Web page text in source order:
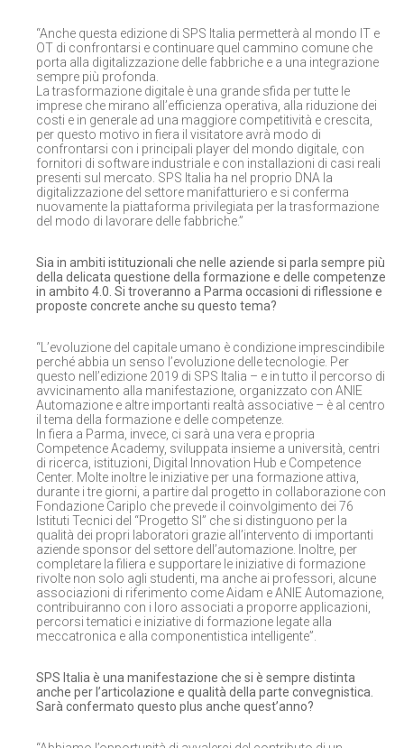
“Anche questa edizione di SPS Italia permetterà al mondo IT e
OT di confrontarsi e continuare quel cammino comune che
porta alla digitalizzazione delle fabbriche e a una integrazione
sempre più profonda.
La trasformazione digitale è una grande sfida per tutte le
imprese che mirano all’efficienza operativa, alla riduzione dei
costi e in generale ad una maggiore competitività e crescita,
per questo motivo in fiera il visitatore avrà modo di
confrontarsi con i principali player del mondo digitale, con
fornitori di software industriale e con installazioni di casi reali
presenti sul mercato. SPS Italia ha nel proprio DNA la
digitalizzazione del settore manifatturiero e si conferma
nuovamente la piattaforma privilegiata per la trasformazione
del modo di lavorare delle fabbriche.”
Sia in ambiti istituzionali che nelle aziende si parla sempre più
della delicata questione della formazione e delle competenze
in ambito 4.0. Si troveranno a Parma occasioni di riflessione e
proposte concrete anche su questo tema?
“L’evoluzione del capitale umano è condizione imprescindibile
perché abbia un senso l’evoluzione delle tecnologie. Per
questo nell’edizione 2019 di SPS Italia – e in tutto il percorso di
avvicinamento alla manifestazione, organizzato con ANIE
Automazione e altre importanti realtà associative – è al centro
il tema della formazione e delle competenze.
In fiera a Parma, invece, ci sarà una vera e propria
Competence Academy, sviluppata insieme a università, centri
di ricerca, istituzioni, Digital Innovation Hub e Competence
Center. Molte inoltre le iniziative per una formazione attiva,
durante i tre giorni, a partire dal progetto in collaborazione con
Fondazione Cariplo che prevede il coinvolgimento dei 76
Istituti Tecnici del “Progetto SI” che si distinguono per la
qualità dei propri laboratori grazie all’intervento di importanti
aziende sponsor del settore dell’automazione. Inoltre, per
completare la filiera e supportare le iniziative di formazione
rivolte non solo agli studenti, ma anche ai professori, alcune
associazioni di riferimento come Aidam e ANIE Automazione,
contribuiranno con i loro associati a proporre applicazioni,
percorsi tematici e iniziative di formazione legate alla
meccatronica e alla componentistica intelligente”.
SPS Italia è una manifestazione che si è sempre distinta
anche per l’articolazione e qualità della parte convegnistica.
Sarà confermato questo plus anche quest’anno?